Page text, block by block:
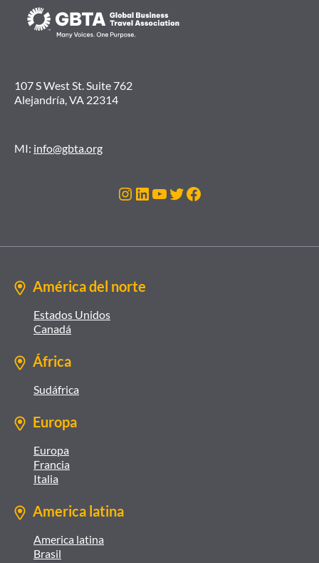
107 S West St. Suite 762
Alejandría, VA 22314
MI: info@gbta.org
Instagram
LinkedIn
YouTube
Twitter
Facebook
América del norte
Estados Unidos
Canadá
África
Sudáfrica
Europa
Europa
Francia
Italia
America latina
America latina
Brasil